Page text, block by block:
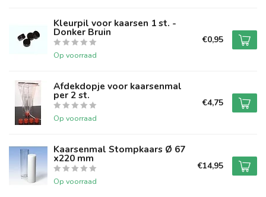
Kleurpil voor kaarsen 1 st. -
Donker Bruin
Op voorraad
€0,95
Afdekdopje voor kaarsenmal
per 2 st.
Op voorraad
€4,75
Kaarsenmal Stompkaars Ø 67
x220 mm
Op voorraad
€14,95